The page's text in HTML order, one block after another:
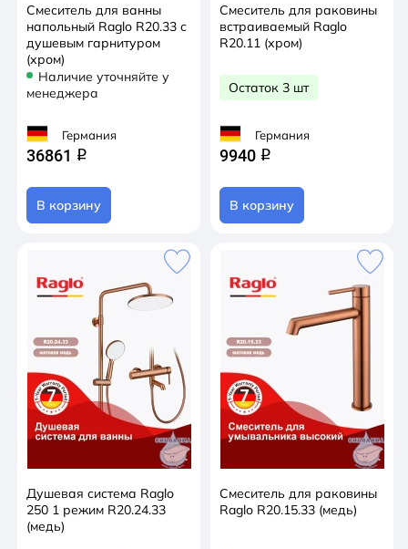
Смеситель для ванны
напольный Raglo R20.33 с
душевым гарнитуром
(хром)
Наличие уточняйте у
менеджера
Германия
36861 q
В корзину
Смеситель для раковины
встраиваемый Raglo
R20.11 (хром)
Остаток 3 шт
Германия
9940 q
В корзину
Душевая система Raglo
250 1 режим R20.24.33
(медь)
Смеситель для раковины
Raglo R20.15.33 (медь)